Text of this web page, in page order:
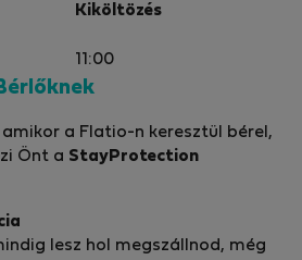
Kiköltözés
11:00
a Flatio-n keresztül bérel,
Önt a StayProtection
lesz hol megszállnod, még